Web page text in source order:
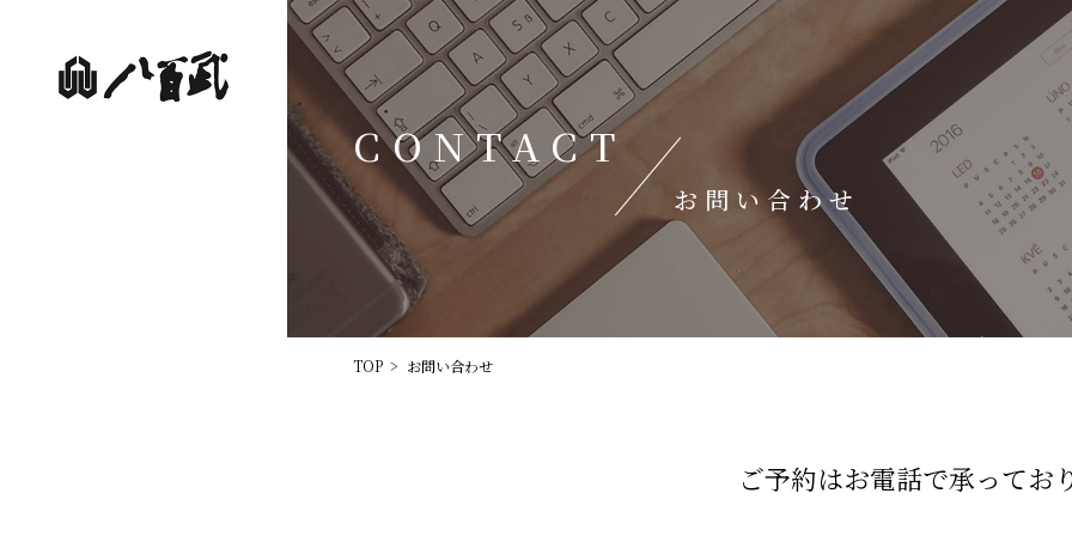
お問い合わせ
CONTACT
TOP お問い合わせ
ご予約はお電話で承ってお